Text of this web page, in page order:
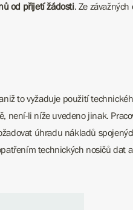
od přijetí žádosti. Ze
to vyžaduje použití
není-li níže uvedeno jinak.
úhradu nákladů
technických nosičů dat